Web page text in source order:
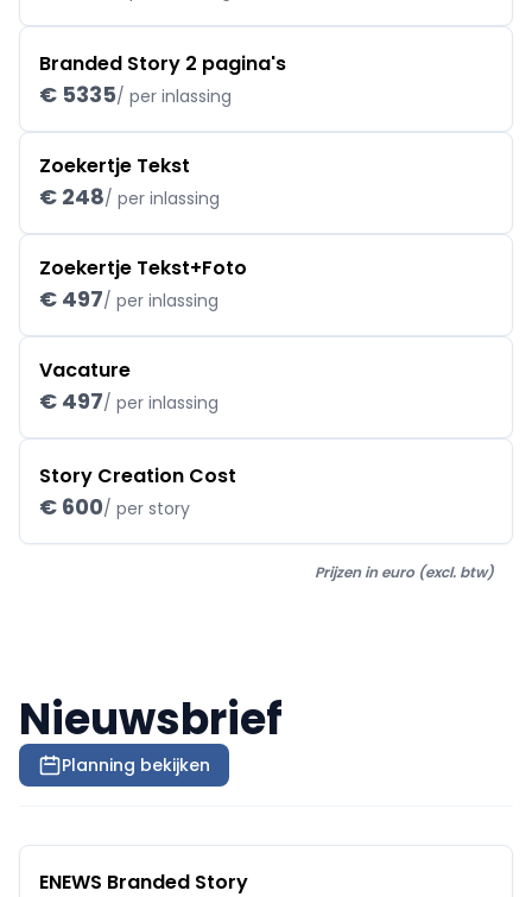
Branded Story 2 pagina's
€ 5335/ per inlassing
Zoekertje Tekst
€ 248/ per inlassing
Zoekertje Tekst+Foto
€ 497/ per inlassing
Vacature
€ 497/ per inlassing
Story Creation Cost
€ 600/ per story
Prijzen in euro (excl. btw)
Nieuwsbrief
Planning bekijken
ENEWS Branded Story